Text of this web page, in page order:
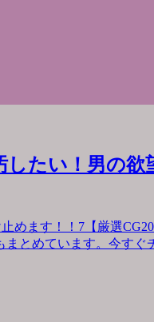
したい！男の
めます！！7【厳選
とめています。今すぐ